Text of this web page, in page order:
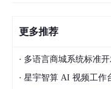
更多推荐
· 多语言商城系统标准
· 星宇智算 AI 视频工作台 AI